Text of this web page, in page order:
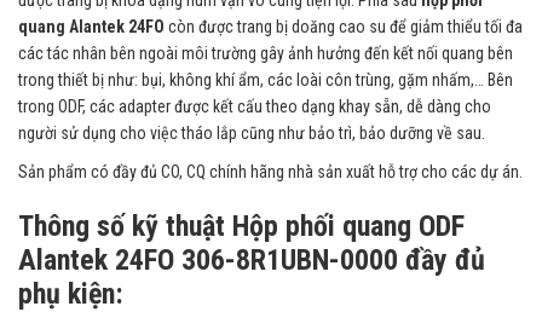
quang Alantek 24FO còn được trang bị doăng cao su để giảm thiểu tối đa
các tác nhân bên ngoài môi trường gây ảnh hưởng đến kết nối quang bên
trong thiết bị như: bụi, không khí ẩm, các loài côn trùng, gặm nhấm,… Bên
trong ODF, các adapter được kết cấu theo dạng khay sẵn, dễ dàng cho
người sử dụng cho việc tháo lắp cũng như bảo trì, bảo dưỡng về sau.
Sản phẩm có đầy đủ CO, CQ chính hãng nhà sản xuất hỗ trợ cho các dự án.
Thông số kỹ thuật Hộp phối quang ODF
Alantek 24FO 306-8R1UBN-0000 đầy đủ
phụ kiện: